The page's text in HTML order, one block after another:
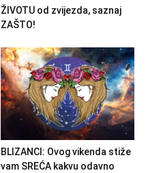
ŽIVOTU od zvijezda, saznaj
ZAŠTO!
BLIZANCI: Ovog vikenda stiže
vam SREĆA kakvu odavno